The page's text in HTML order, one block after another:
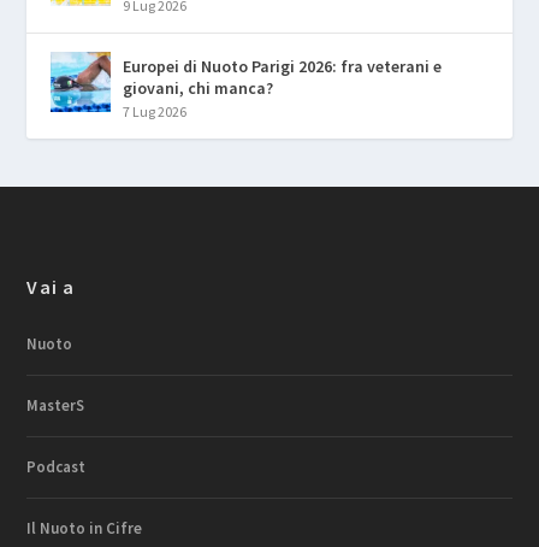
9 Lug 2026
Europei di Nuoto Parigi 2026: fra veterani e
giovani, chi manca?
7 Lug 2026
Vai a
Nuoto
MasterS
Podcast
Il Nuoto in Cifre